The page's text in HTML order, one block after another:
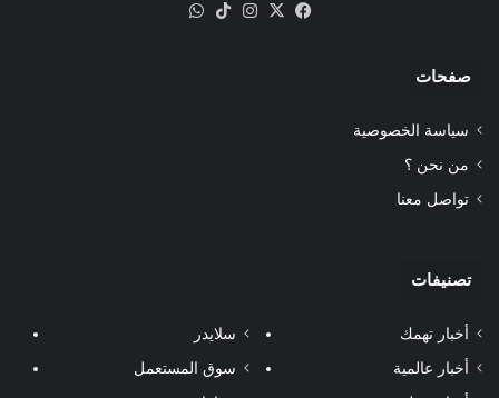
فيسبوك
‫X انستقرام‫TikTok
صفحات
سياسة الخصوصية
من نحن ؟
تواصل معنا
تصنيفات
أخبار تهمك
أخبار عالمية
سلايدر
سوق المستعمل